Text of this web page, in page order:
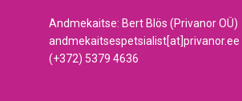
Andmekaitse: Bert Blös (Privanor OÜ)
andmekaitsespetsialist[at]privanor.ee
(+372) 5379 4636